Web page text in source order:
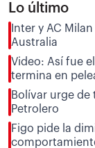
Lo último
Inter y AC
Australia
Video: Así fue
termina en
Bolívar urge
Petrolero
Figo pide la